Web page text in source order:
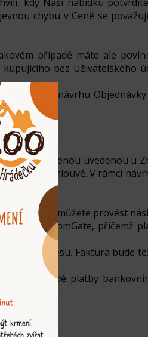
chybu v Ceně se
případě máte ale
bez Uživatelského
v rámci návrhu
mezi Cenou uvedenou u
ve Smlouvě. V rámci
ceny můžete provést
bránu ComGate, přičemž
adresu. Faktura bude
V případě platby